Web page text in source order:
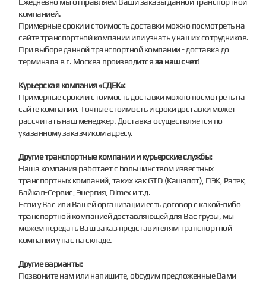
компанией.
Примерные сроки и стоимость доставки можно посмотреть на
сайте транспортной компании или узнать у наших сотрудников.
При выборе данной транспортной компании - доставка до
терминала в г. Москва производитсяза наш счет!
Курьерская компания «СДЕК»:
Примерные сроки и стоимость доставки можно посмотреть на
сайте компании. Точные стоимость и сроки доставки может
рассчитать наш менеджер. Доставка осуществляется по
указанному заказчиком адресу.
Другие транспортные компании и курьерские службы:
Наша компания работает с большинством известных
транспортных компаний, таких как GTD (Кашалот), ПЭК, Ратек,
Байкал-Сервис, Энергия, Dimex и т.д.
Если у Вас или Вашей организации есть договор с какой-либо
транспортной компанией доставляющей для Вас грузы, мы
можем передать Ваш заказ представителям транспортной
компании у нас на складе.
Другие варианты:
Позвоните нам или напишите, обсудим предложенные Вами